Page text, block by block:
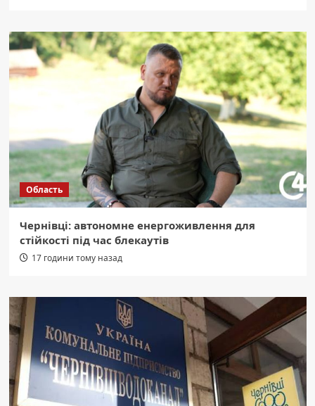
Область
Чернівці: автономне енергоживлення для
стійкості під час блекаутів
17 години тому назад